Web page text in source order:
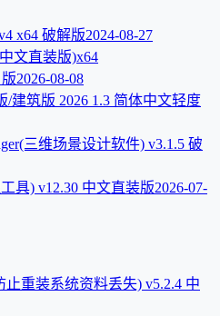
x64 破解版2024-08-27
文直装版)x64
2026-08-08
建筑版 2026 1.3 简体中文轻度
三维场景设计软件) v3.1.5 破
具) v12.30 中文直装版2026-07-
重装系统资料丢失) v5.2.4 中